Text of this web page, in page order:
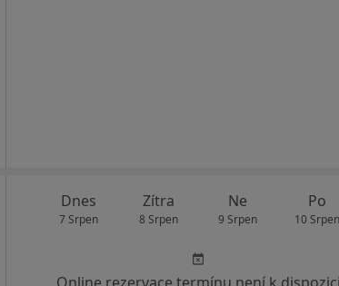
Dnes
7 Srpen
Zítra
8 Srpen
Ne
9 Srpen
Po
10 Srpen